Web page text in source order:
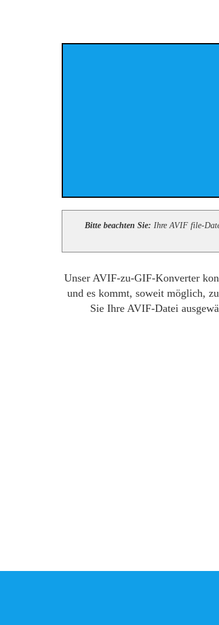
Bitte beachten Sie: Ihre AVIF file-
Unser AVIF-zu-GIF-Konverter
und es kommt, soweit möglich,
Sie Ihre AVIF-Datei